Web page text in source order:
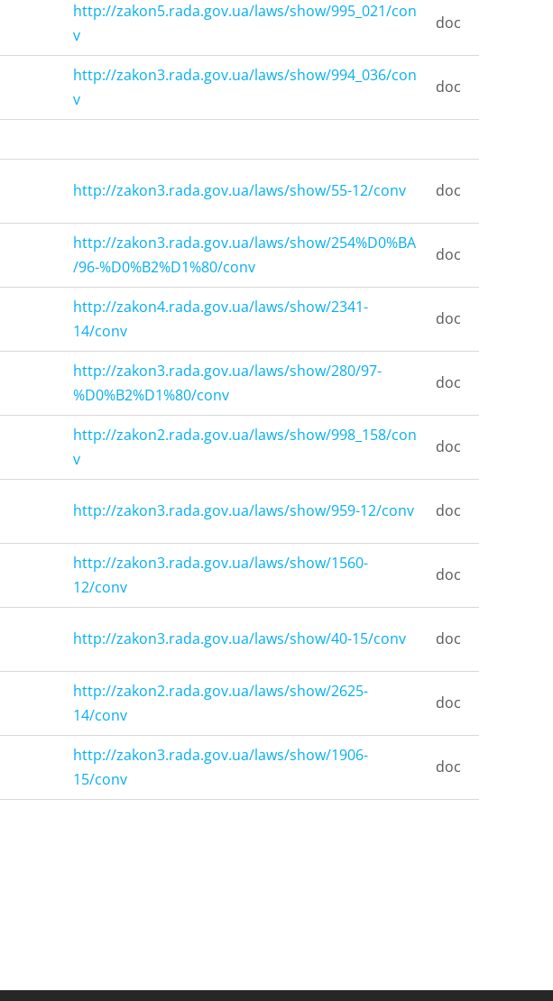
http://zakon5.rada.gov.ua/laws/show/995_021/con
v
doc
http://zakon3.rada.gov.ua/laws/show/994_036/con
v
doc
http://zakon3.rada.gov.ua/laws/show/55-12/conv doc
http://zakon3.rada.gov.ua/laws/show/254%D0%BA
/96-%D0%B2%D1%80/conv
doc
http://zakon4.rada.gov.ua/laws/show/2341-
14/conv
doc
http://zakon3.rada.gov.ua/laws/show/280/97-
%D0%B2%D1%80/conv
doc
http://zakon2.rada.gov.ua/laws/show/998_158/con
v
doc
http://zakon3.rada.gov.ua/laws/show/959-12/conv doc
http://zakon3.rada.gov.ua/laws/show/1560-
12/conv
doc
http://zakon3.rada.gov.ua/laws/show/40-15/conv doc
http://zakon2.rada.gov.ua/laws/show/2625-
14/conv
doc
http://zakon3.rada.gov.ua/laws/show/1906-
15/conv
doc